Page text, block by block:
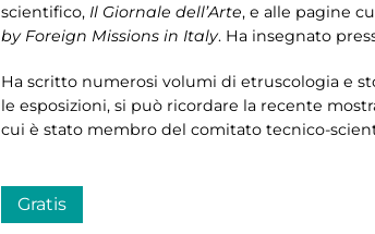
scientifico, Il Giornale dell’Arte, e alle pagine
by Foreign Missions in Italy. Ha insegnato
Ha scritto numerosi volumi di etruscologia e
le esposizioni, si può ricordare la recente
cui è stato membro del comitato tecnico-
Gratis